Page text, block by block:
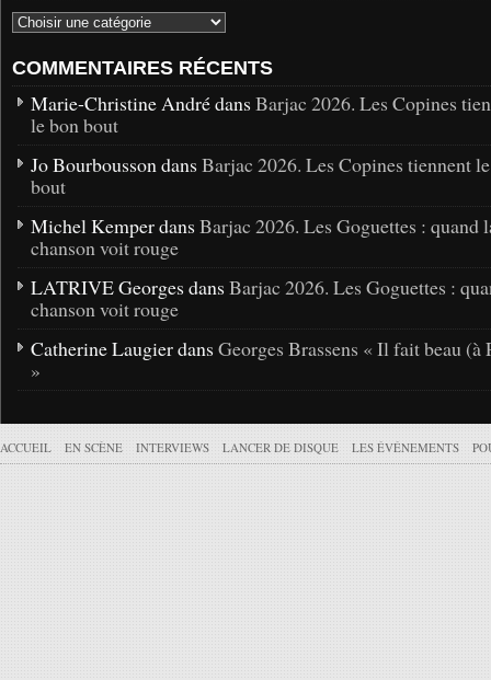
COMMENTAIRES RÉCENTS
Marie-Christine André dans Barjac 2026. Les Copines
le bon bout
Jo Bourbousson dans Barjac 2026. Les Copines tiennent
bout
Michel Kemper dans Barjac 2026. Les Goguettes : quand
chanson voit rouge
LATRIVE Georges dans Barjac 2026. Les Goguettes :
chanson voit rouge
Catherine Laugier dans Georges Brassens « Il fait beau (à
»
ACCUEIL EN SCÈNE INTERVIEWS LANCER DE DISQUE LES ÉVÉNEMENTS